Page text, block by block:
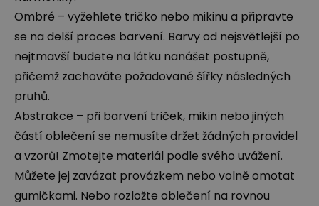
Ombré – vyžehlete tričko nebo mikinu a připravte
se na delší proces barvení. Barvy od nejsvětlejší po
nejtmavší budete na látku nanášet postupně,
přičemž zachováte požadované šířky následných
pruhů.
Abstrakce – při barvení triček, mikin nebo jiných
částí oblečení se nemusíte držet žádných pravidel
a vzorů! Zmotejte materiál podle svého uvážení.
Můžete jej zavázat provázkem nebo volně omotat
gumičkami. Nebo rozložte oblečení na rovnou